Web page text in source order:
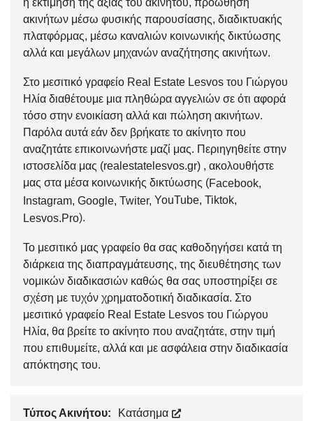
η εκτίμηση της αξίας του ακινήτου, προώθηση
ακινήτων μέσω φυσικής παρουσίασης, διαδικτυακής
πλατφόρμας, μέσω καναλιών κοινωνικής δικτύωσης
αλλά και μεγάλων μηχανών αναζήτησης ακινήτων.
Στο μεσιτικό γραφείο Real Estate Lesvos του Γιώργου
Ηλία διαθέτουμε μια πληθώρα αγγελιών σε ότι αφορά
τόσο στην ενοικίαση αλλά και πώληση ακινήτων.
Παρόλα αυτά εάν δεν βρήκατε το ακίνητο που
αναζητάτε επικοινωνήστε μαζί μας. Περιηγηθείτε στην
ιστοσελίδα μας (realestatelesvos.gr) , ακολουθήστε
μας στα μέσα κοινωνικής δικτύωσης (Facebook,
Instagram, Google, Twiter, YouTube, Tiktok,
Lesvos.Pro).
Το μεσιτικό μας γραφείο θα σας καθοδηγήσει κατά τη
διάρκεια της διαπραγμάτευσης, της διευθέτησης των
νομικών διαδικασιών καθώς θα σας υποστηρίξει σε
σχέση με τυχόν χρηματοδοτική διαδικασία. Στο
μεσιτικό γραφείο Real Estate Lesvos του Γιώργου
Ηλία, θα βρείτε το ακίνητο που αναζητάτε, στην τιμή
που επιθυμείτε, αλλά και με ασφάλεια στην διαδικασία
απόκτησης του.
Τύπος Ακινήτου:
Κατάσημα